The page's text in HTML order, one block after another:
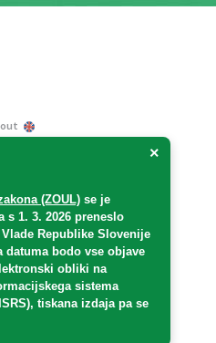
×
(ZOUL) se je
s 1. 3. 2026 preneslo
Republike Slovenije
datuma bodo vse objave
obliki na
sistema
tiskana izdaja pa se
osebnih